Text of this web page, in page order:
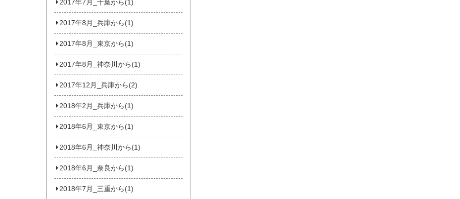
2017年7月_千葉から(1)
2017年8月_兵庫から(1)
2017年8月_東京から(1)
2017年8月_神奈川から(1)
2017年12月_兵庫から(2)
2018年2月_兵庫から(1)
2018年6月_東京から(1)
2018年6月_神奈川から(1)
2018年6月_奈良から(1)
2018年7月_三重から(1)